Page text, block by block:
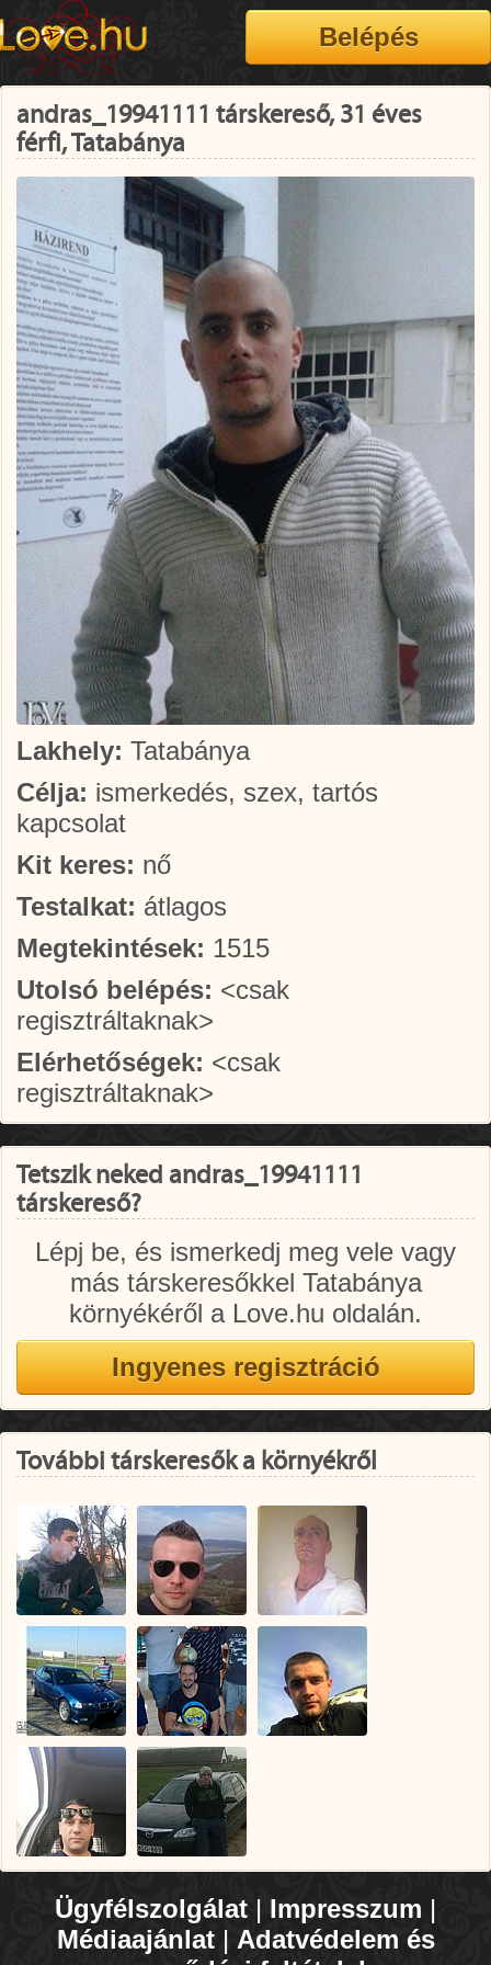
andras_19941111 társkereső, 31 éves
férfi, Tatabánya
Lakhely: Tatabánya
Célja: ismerkedés, szex, tartós
kapcsolat
Kit keres: nő
Testalkat: átlagos
Megtekintések: 1515
Utolsó belépés: <csak
regisztráltaknak>
Elérhetőségek: <csak
regisztráltaknak>
Tetszik neked andras_19941111
társkereső?
Lépj be, és ismerkedj meg vele vagy
más társkeresőkkel Tatabánya
környékéről a Love.hu oldalán.
További társkeresők a környékről
Ügyfélszolgálat | Impresszum |
Médiaajánlat| Adatvédelem és